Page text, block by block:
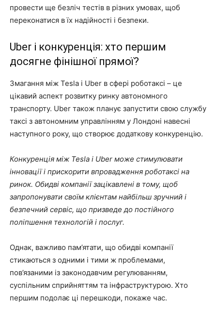
провести ще безліч тестів в різних умовах, щоб
переконатися в їх надійності і безпеки.
Uber і конкуренція: хто першим
досягне фінішної прямої?
Змагання між Tesla і Uber в сфері роботаксі – це
цікавий аспект розвитку ринку автономного
транспорту. Uber також планує запустити свою службу
таксі з автономним управлінням у Лондоні навесні
наступного року, що створює додаткову конкуренцію.
Конкуренція між Tesla і Uber може стимулювати
інновації і прискорити впровадження роботаксі на
ринок. Обидві компанії зацікавлені в тому, щоб
запропонувати своїм клієнтам найбільш зручний і
безпечний сервіс, що призведе до постійного
поліпшення технологій і послуг.
Однак, важливо пам’ятати, що обидві компанії
стикаються з одними і тими ж проблемами,
пов’язаними із законодавчим регулюванням,
суспільним сприйняттям та інфраструктурою. Хто
першим подолає ці перешкоди, покаже час.